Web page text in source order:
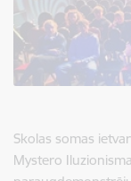
Skolas somas
Mystero